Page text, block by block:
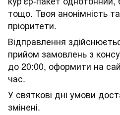
тощо. Твоя анонімність
пріоритети.
Відправлення
прийом замовлень з
до 20:00, оформити на
час.
У святкові дні умови
змінені.